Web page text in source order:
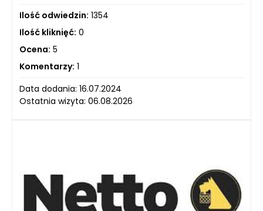
Ilość odwiedzin: 1354
Ilość kliknięć: 0
Ocena: 5
Komentarzy: 1
Data dodania: 16.07.2024
Ostatnia wizyta: 06.08.2026